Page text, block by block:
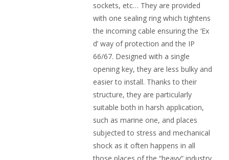
sockets, etc… They are provided
with one sealing ring which tightens
the incoming cable ensuring the ‘Ex
d’ way of protection and the IP
66/67. Designed with a single
opening key, they are less bulky and
easier to install. Thanks to their
structure, they are particularly
suitable both in harsh application,
such as marine one, and places
subjected to stress and mechanical
shock as it often happens in all